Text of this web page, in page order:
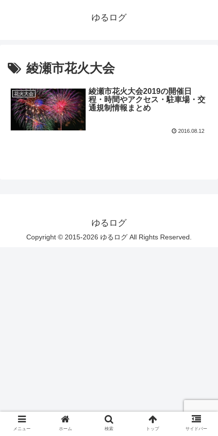
ゆるログ
綾瀬市花火大会
花火大会
綾瀬市花火大会2019の開催日
程・時間やアクセス・駐車場・交
通規制情報まとめ
2016.08.12
ゆるログ
Copyright © 2015-2026 ゆるログ All Rights Reserved.
メニュー ホーム 検索 トップ サイドバー